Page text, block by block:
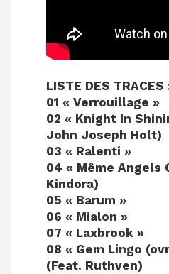
LISTE DES TRACES
01 « Verrouillage »
02 « Knight In
John Joseph Holt)
03 « Ralenti »
04 « Même Angels
Kindora)
05 « Barum »
06 « Mialon »
07 « Laxbrook »
08 « Gem Lingo
(Feat. Ruthven)